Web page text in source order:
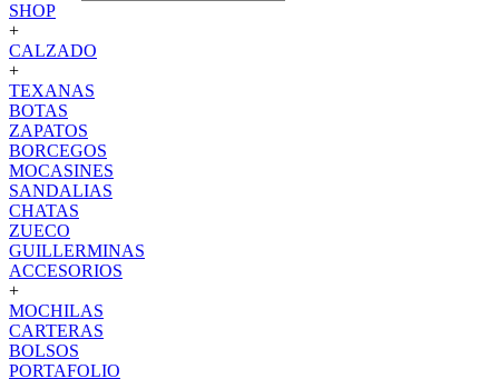
SHOP
+
CALZADO
+
TEXANAS
BOTAS
ZAPATOS
BORCEGOS
MOCASINES
SANDALIAS
CHATAS
ZUECO
GUILLERMINAS
ACCESORIOS
+
MOCHILAS
CARTERAS
BOLSOS
PORTAFOLIO